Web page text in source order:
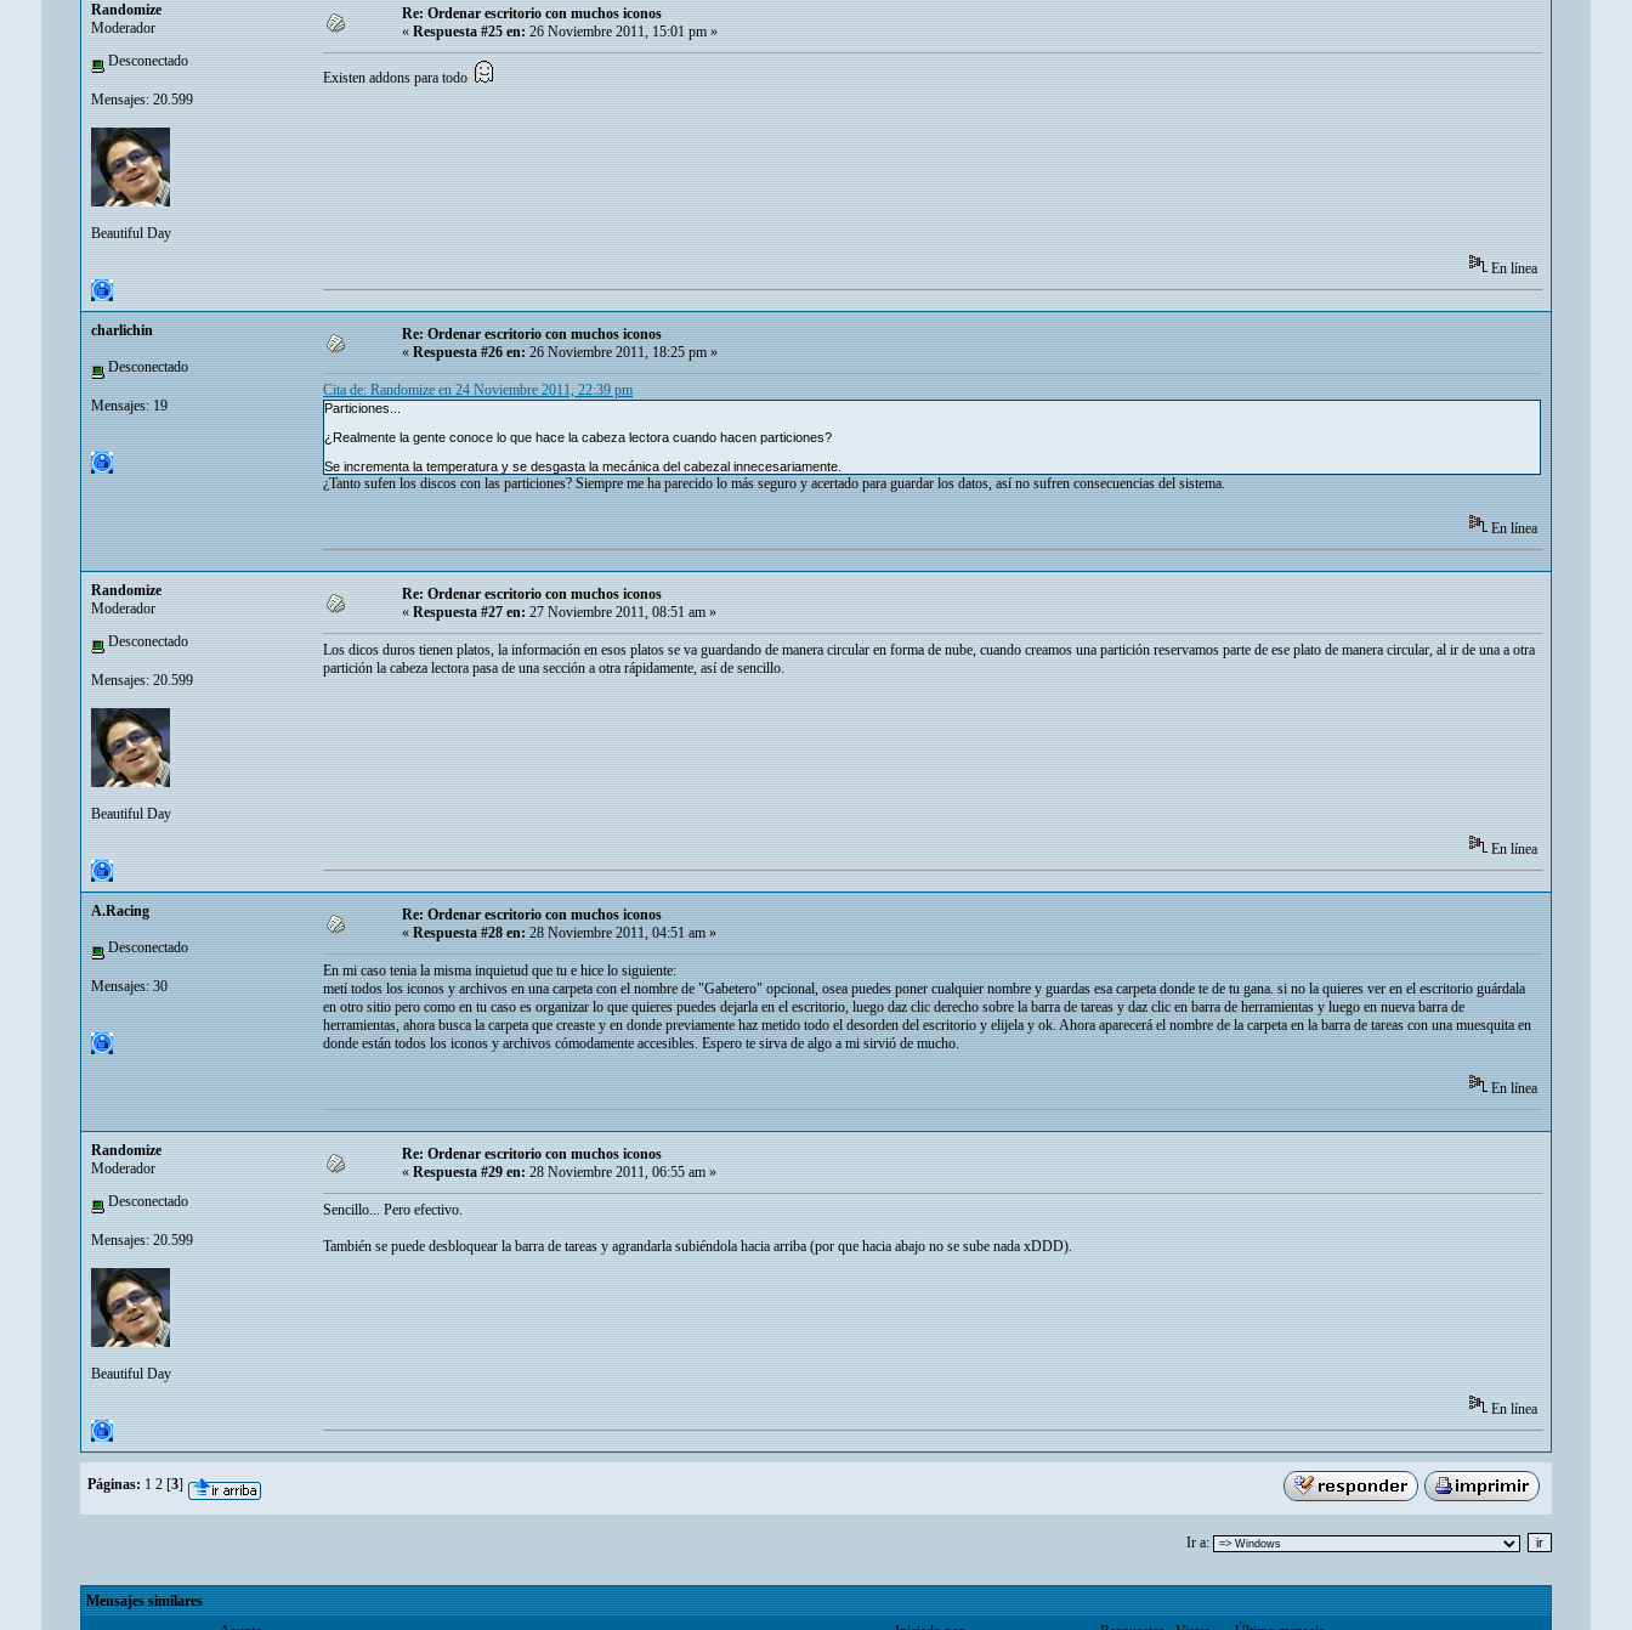
Randomize
Moderador
Desconectado
Mensajes: 20.599
Beautiful Day
Re: Ordenar escritorio con muchos iconos
« Respuesta #25 en: 26 Noviembre 2011, 15:01 pm »
Existen addons para todo
En línea
charlichin
Desconectado
Mensajes: 19
Re: Ordenar escritorio con muchos iconos
«Respuesta #26 en:26 Noviembre 2011, 18:25 pm »
Cita de: Randomize en 24 Noviembre 2011, 22:39 pm
Particiones...
¿Realmente la gente conoce lo que hace la cabeza lectora cuando hacen particiones?
Se incrementa la temperatura y se desgasta la mecánica del cabezal innecesariamente.
¿Tanto sufen los discos con las particiones? Siempre me ha parecido lo más seguro y acertado para guardar los datos, así no sufren consecuencias del sistema.
En línea
Randomize
Moderador
Desconectado
Mensajes: 20.599
Beautiful Day
Re: Ordenar escritorio con muchos iconos
« Respuesta #27 en: 27 Noviembre 2011, 08:51 am »
Los dicos duros tienen platos, la información en esos platos se va guardando de manera circular en forma de nube, cuando creamos una partición reservamos parte de ese plato de manera circular, al ir de una a otra
partición la cabeza lectora pasa de una sección a otra rápidamente, así de sencillo.
En línea
A.Racing
Desconectado
Mensajes: 30
Re: Ordenar escritorio con muchos iconos
«Respuesta #28 en:28 Noviembre 2011, 04:51 am »
En mi caso tenia la misma inquietud que tu e hice lo siguiente:
metí todos los iconos y archivos en una carpeta con el nombre de "Gabetero" opcional, osea puedes poner cualquier nombre y guardas esa carpeta donde te de tu gana. si no la quieres ver en el escritorio guárdala
en otro sitio pero como en tu caso es organizar lo que quieres puedes dejarla en el escritorio, luego daz clic derecho sobre la barra de tareas y daz clic en barra de herramientas y luego en nueva barra de
herramientas, ahora busca la carpeta que creaste y en donde previamente haz metido todo el desorden del escritorio y elijela y ok. Ahora aparecerá el nombre de la carpeta en la barra de tareas con una muesquita en
donde están todos los iconos y archivos cómodamente accesibles. Espero te sirva de algo a mi sirvió de mucho.
En línea
Randomize
Moderador
Desconectado
Mensajes: 20.599
Beautiful Day
Re: Ordenar escritorio con muchos iconos
« Respuesta #29 en: 28 Noviembre 2011, 06:55 am »
Sencillo... Pero efectivo.
También se puede desbloquear la barra de tareas y agrandarla subiéndola hacia arriba (por que hacia abajo no se sube nada xDDD).
En línea
Páginas: 1 2 [3]
Ir a:
Mensajes similares